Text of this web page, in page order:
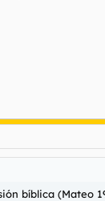
bíblica (Mateo